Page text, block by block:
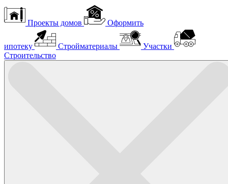
Проекты домов Оформить
ипотеку Стройматериалы
Участки
Строительство